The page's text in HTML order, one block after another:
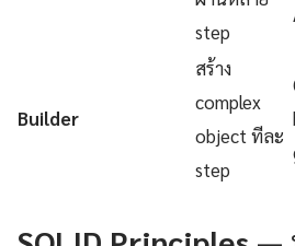
step
Builder
สร้าง
complex
object ทีละ
step